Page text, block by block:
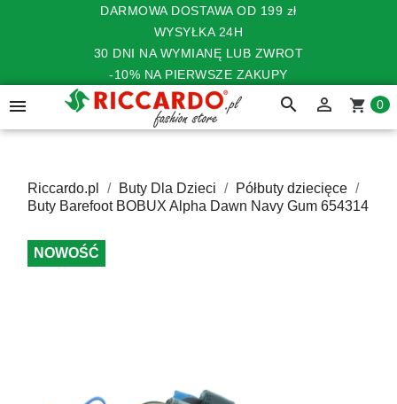
DARMOWA DOSTAWA OD 199 zł
WYSYŁKA 24H
30 DNI NA WYMIANĘ LUB ZWROT
-10% NA PIERWSZE ZAKUPY
 search  shopping_cart 0
Riccardo.pl Buty Dla Dzieci
Półbuty dziecięce
Buty Barefoot BOBUX Alpha Dawn Navy Gum 654314
NOWOŚĆ